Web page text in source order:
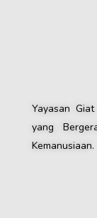
Yayasan
yang
Kemanusiaan.